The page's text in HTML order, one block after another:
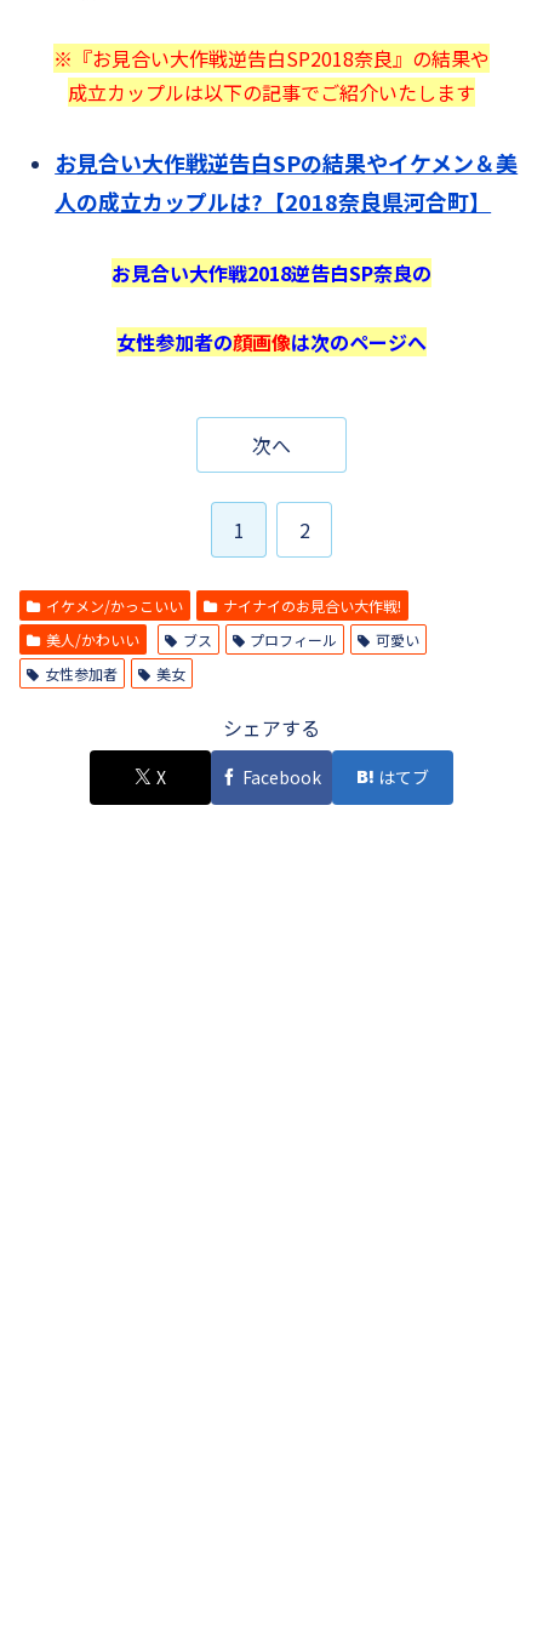
※『お見合い大作戦逆告白SP2018奈良』の結果や
成立カップルは以下の記事でご紹介いたします
お見合い大作戦逆告白SPの結果やイケメン＆美
人の成立カップルは?【2018奈良県河合町】
お見合い大作戦2018逆告白SP奈良の
女性参加者の顔画像は次のページへ
次へ
1 2
イケメン/かっこいい
ナイナイのお見合い大作戦!
美人/かわいい
ブス プロフィール
可愛い
女性参加者
美女
シェアする
X Facebook はてブ